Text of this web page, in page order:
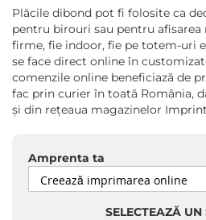
Plăcile dibond pot fi folosite ca
pentru birouri sau pentru
firme, fie indoor, fie pe totem-uri
se face direct online în
comenzile online beneficiază de
fac prin curier în toată România,
și din rețeaua magazinelor
Amprenta ta
SELECTEAZĂ